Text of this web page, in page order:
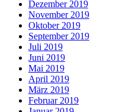
Dezember 2019
November 2019
Oktober 2019
September 2019
Juli 2019
Juni 2019
Mai 2019
April 2019
März 2019
Februar 2019